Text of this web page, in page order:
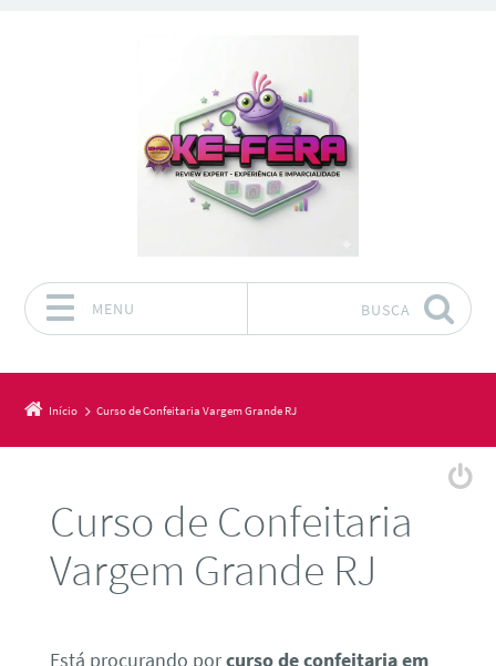
MENU BUSCA
Início Curso de Confeitaria Vargem Grande RJ
Curso de Confeitaria
Vargem Grande RJ
Está procurando porcurso de confeitaria em